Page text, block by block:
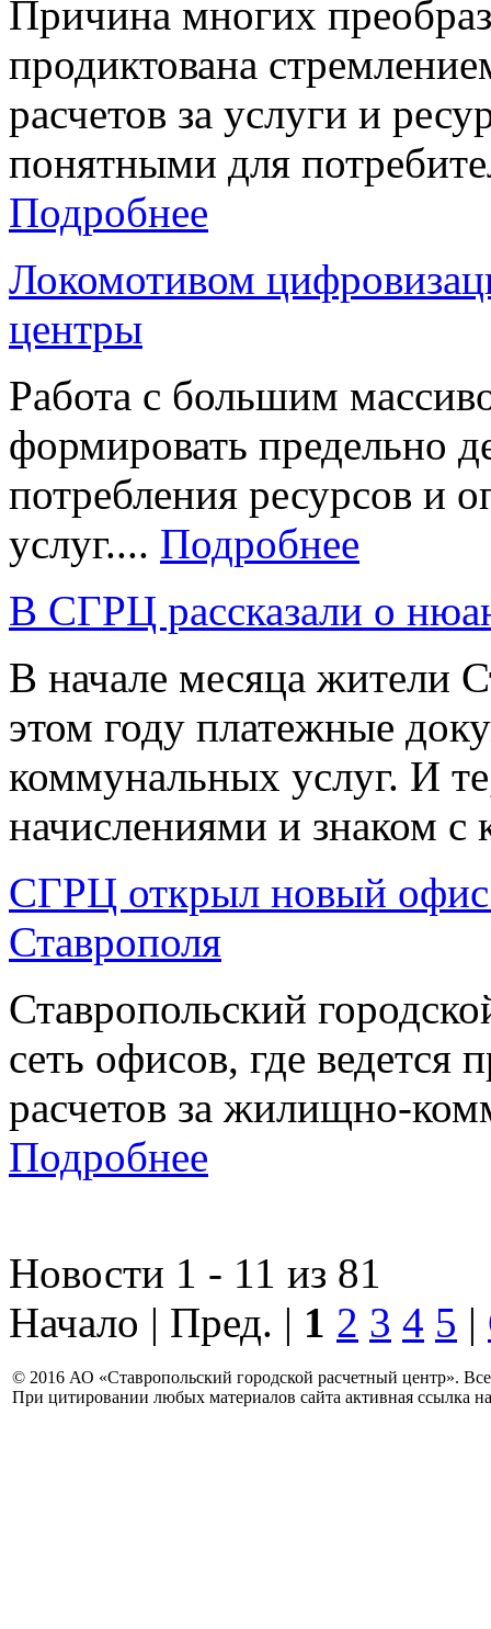
Причина многих
продиктована
расчетов за услуги и
понятными для
Подробнее
Локомотивом
центры
Работа с большим
формировать предельно
потребления ресурсов
услуг.... Подробнее
В СГРЦ рассказали о
В начале месяца жители
этом году платежные
коммунальных услуг. И
начислениями и знаком
СГРЦ открыл новый офис
Ставрополя
Ставропольский
сеть офисов, где
расчетов за жилищно-
Подробнее
Новости 1 - 11 из 81
Начало | Пред. | 1 2 3 4 5 |
© 2016 АО «Ставропольский городской расчетный центр».
При цитировании любых материалов сайта активная ссылка